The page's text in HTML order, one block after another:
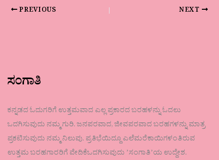
PREVIOUS NEXT
ಸಂಗಾತಿ
ಕನ್ನಡದ ಓದುಗರಿಗೆ ಉತ್ತಮವಾದ ಎಲ್ಲ ಪ್ರಕಾರದ ಬರಹಳನ್ನು ಓದಲು
ಒದಗಿಸುವುದು ನಮ್ಮ ಗುರಿ. ಜನಪರವಾದ, ಜೀವಪರವಾದ ಬರಹಗಳನ್ನು ಮಾತ್ರ
ಪ್ರಕಟಿಸುವುದು ನಮ್ಮ ನಿಲುವು. ಪ್ರತಿಭೆಯಿದ್ದೂ ಎಲೆಮರೆಕಾಯಿಗಳಂತಿರುವ
ಉತ್ತಮ ಬರಹಗಾರರಿಗೆ ವೇದಿಕೆಒದಗಿಸುವುದು ʼಸಂಗಾತಿʼಯ ಉದ್ದೇಶ.